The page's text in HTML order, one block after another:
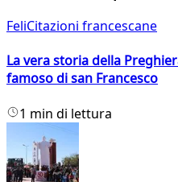
FeliCitazioni francescane
La vera storia della
famoso di san Francesco
1 min di lettura